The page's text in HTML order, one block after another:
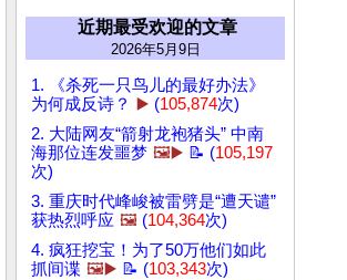
近期最受欢迎的文章
2026年5月9日
1. 《杀死一只鸟儿的最好办法》
为何成反诗？
▶️ (105,874次)
2. 大陆网友“箭射龙袍猪头” 中南
海那位连发噩梦 🖼️▶️ 📝 (105,197
次)
3. 重庆时代峰峻被雷劈是“遭天谴”
获热烈呼应 🖼️ (104,364次)
4. 疯狂挖宝！为了50万他们如此
抓间谍 🖼️▶️ 📝 (103,343次)